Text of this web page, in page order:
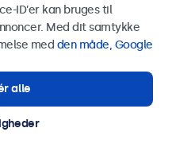
ID’er kan bruges til
Med dit samtykke
med den måde, Google
alle